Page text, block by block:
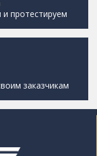
протестируем
заказчикам